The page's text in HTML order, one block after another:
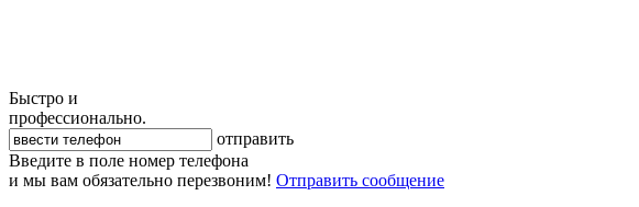
Быстро и
профессионально.
отправить
Введите в поле номер телефона
и мы вам обязательно перезвоним! Отправить сообщение